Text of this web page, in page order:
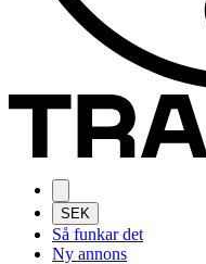
SEK
Så funkar det
Ny annons